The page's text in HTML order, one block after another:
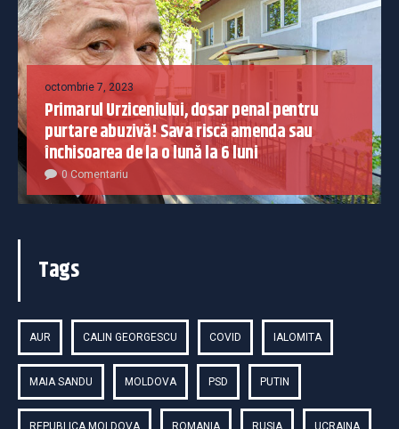
octombrie 7, 2023
Primarul Urziceniului, dosar penal pentru
purtare abuzivă! Sava riscă amenda sau
închisoarea de la o lună la 6 luni
0 Comentariu
Tags
AUR CALIN GEORGESCU COVID IALOMITA
MAIA SANDU MOLDOVA PSD PUTIN
REPUBLICA MOLDOVA ROMANIA RUSIA UCRAINA